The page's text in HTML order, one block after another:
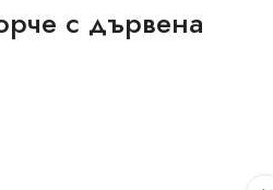
с дървена